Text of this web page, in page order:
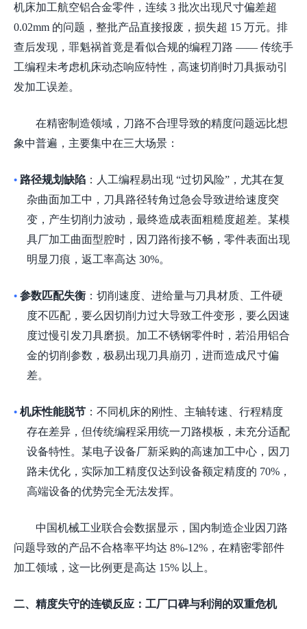
机床加工航空铝合金零件，连续 3 批次出现尺寸偏差超
0.02mm 的问题，整批产品直接报废，损失超 15 万元。排
查后发现，罪魁祸首竟是看似合规的编程刀路 —— 传统手
工编程未考虑机床动态响应特性，高速切削时刀具振动引
发加工误差。
在精密制造领域，刀路不合理导致的精度问题远比想
象中普遍，主要集中在三大场景：
• 路径规划缺陷 ：人工编程易出现 “过切风险”，尤其在复
杂曲面加工中，刀具路径转角过急会导致进给速度突
变，产生切削力波动，最终造成表面粗糙度超差。某模
具厂加工曲面型腔时，因刀路衔接不畅，零件表面出现
明显刀痕，返工率高达 30%。
• 参数匹配失衡 ：切削速度、进给量与刀具材质、工件硬
度不匹配，要么因切削力过大导致工件变形，要么因速
度过慢引发刀具磨损。加工不锈钢零件时，若沿用铝合
金的切削参数，极易出现刀具崩刃，进而造成尺寸偏
差。
• 机床性能脱节 ：不同机床的刚性、主轴转速、行程精度
存在差异，但传统编程采用统一刀路模板，未充分适配
设备特性。某电子设备厂新采购的高速加工中心，因刀
路未优化，实际加工精度仅达到设备额定精度的 70%，
高端设备的优势完全无法发挥。
中国机械工业联合会数据显示，国内制造企业因刀路
问题导致的产品不合格率平均达 8%-12%，在精密零部件
加工领域，这一比例更是高达 15% 以上。
二、精度失守的连锁反应：工厂口碑与利润的双重危机